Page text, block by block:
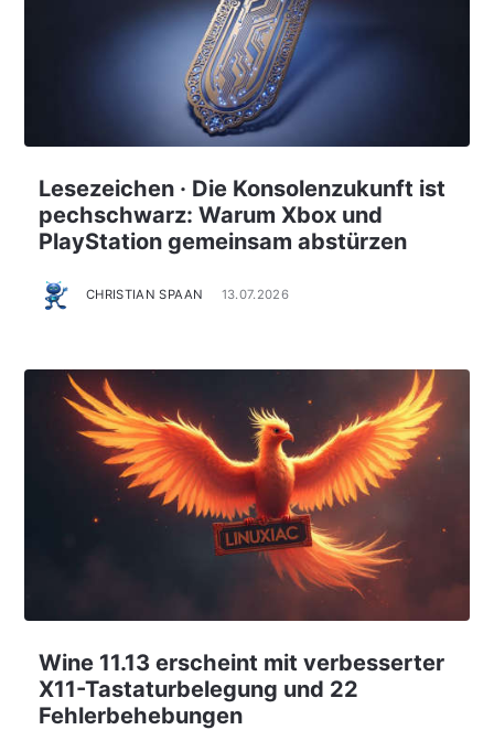
Lesezeichen · Die Konsolenzukunft ist
pechschwarz: Warum Xbox und
PlayStation gemeinsam abstürzen
CHRISTIAN SPAAN 13.07.2026
Wine 11.13 erscheint mit verbesserter
X11-Tastaturbelegung und 22
Fehlerbehebungen